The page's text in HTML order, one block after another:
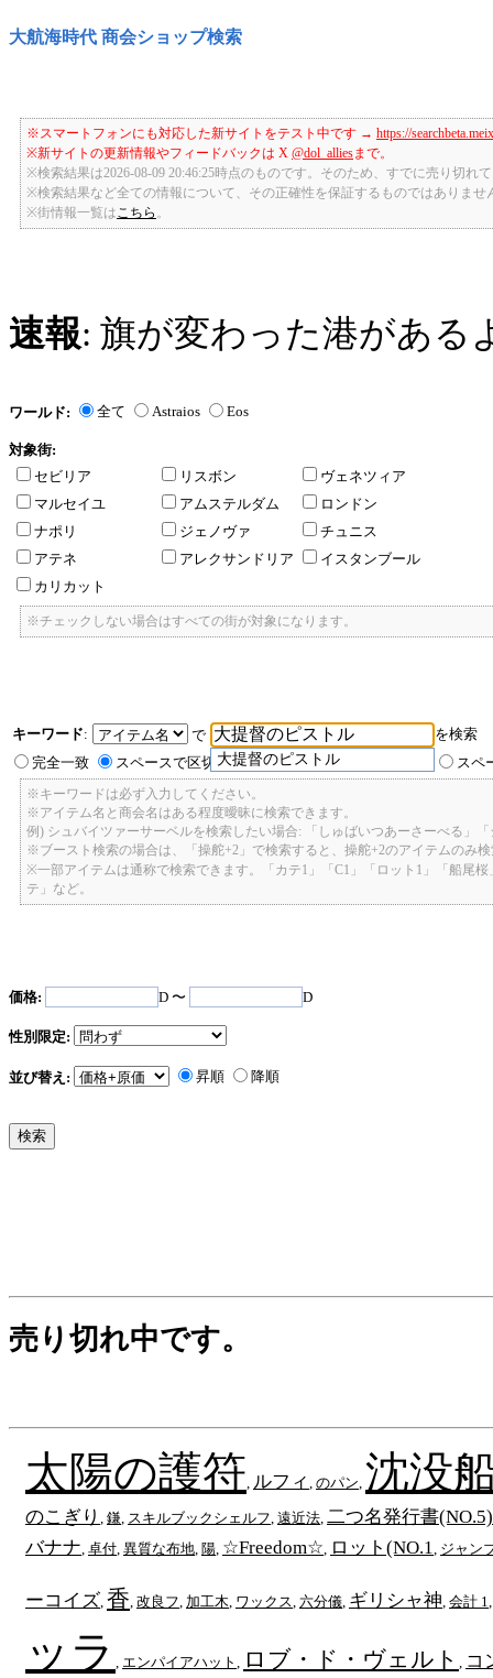
大航海時代 商会ショップ検索
※スマートフォンにも対応した新サイトをテスト中です → https://
※新サイトの更新情報やフィードバックは X @dol_alliesまで。
※検索結果は2026-08-09 20:46:25時点のものです。そのため、すでに売り切れ
※検索結果など全ての情報について、その正確性を保証するものではありませ
※街情報一覧は こちら
速報: 旗が変わった港がある
ワールド: 全て Astraios Eos
対象街:
セビリア
リスボン
ヴェネツィア
マルセイユ
アムステルダム
ロンドン
ナポリ
ジェノヴァ
チュニス
アテネ
アレクサンドリア
イスタンブール
カリカット
※チェックしない場合はすべての街が対象になります。
キーワード:
で
大提督のピストル
を検索
完全一致
スペースで区切ったキーワードのいずれかを含む スペ
※キーワードは必ず入力してください。
※アイテム名と商会名はある程度曖昧に検索できます。
例) シュバイツァーサーベルを検索したい場合: 「しゅばいつあーさーべる」
※ブースト検索の場合は、「操舵+2」で検索すると、操舵+2のアイテムのみ
※一部アイテムは通称で検索できます。「カテ1」「C1」「ロット1」「船尾
テ」など。
価格: D 〜 D
性別限定:
並び替え: 昇順 降順
売り切れ中です。
太陽の護符 ルフィ のパン 沈没
のこぎり 鎌 スキルブックシェルフ 遠近法 二つ名発行書(NO.5)
バナナ 卓付 異質な布地 陽 ☆Freedom☆ ロット(NO.1 ジャン
ーコイズ 香 改良フ 加工木 ワックス 六分儀 ギリシャ神 会計 1
ッラ エンパイアハット ロブ・ド・ヴェルト
コ